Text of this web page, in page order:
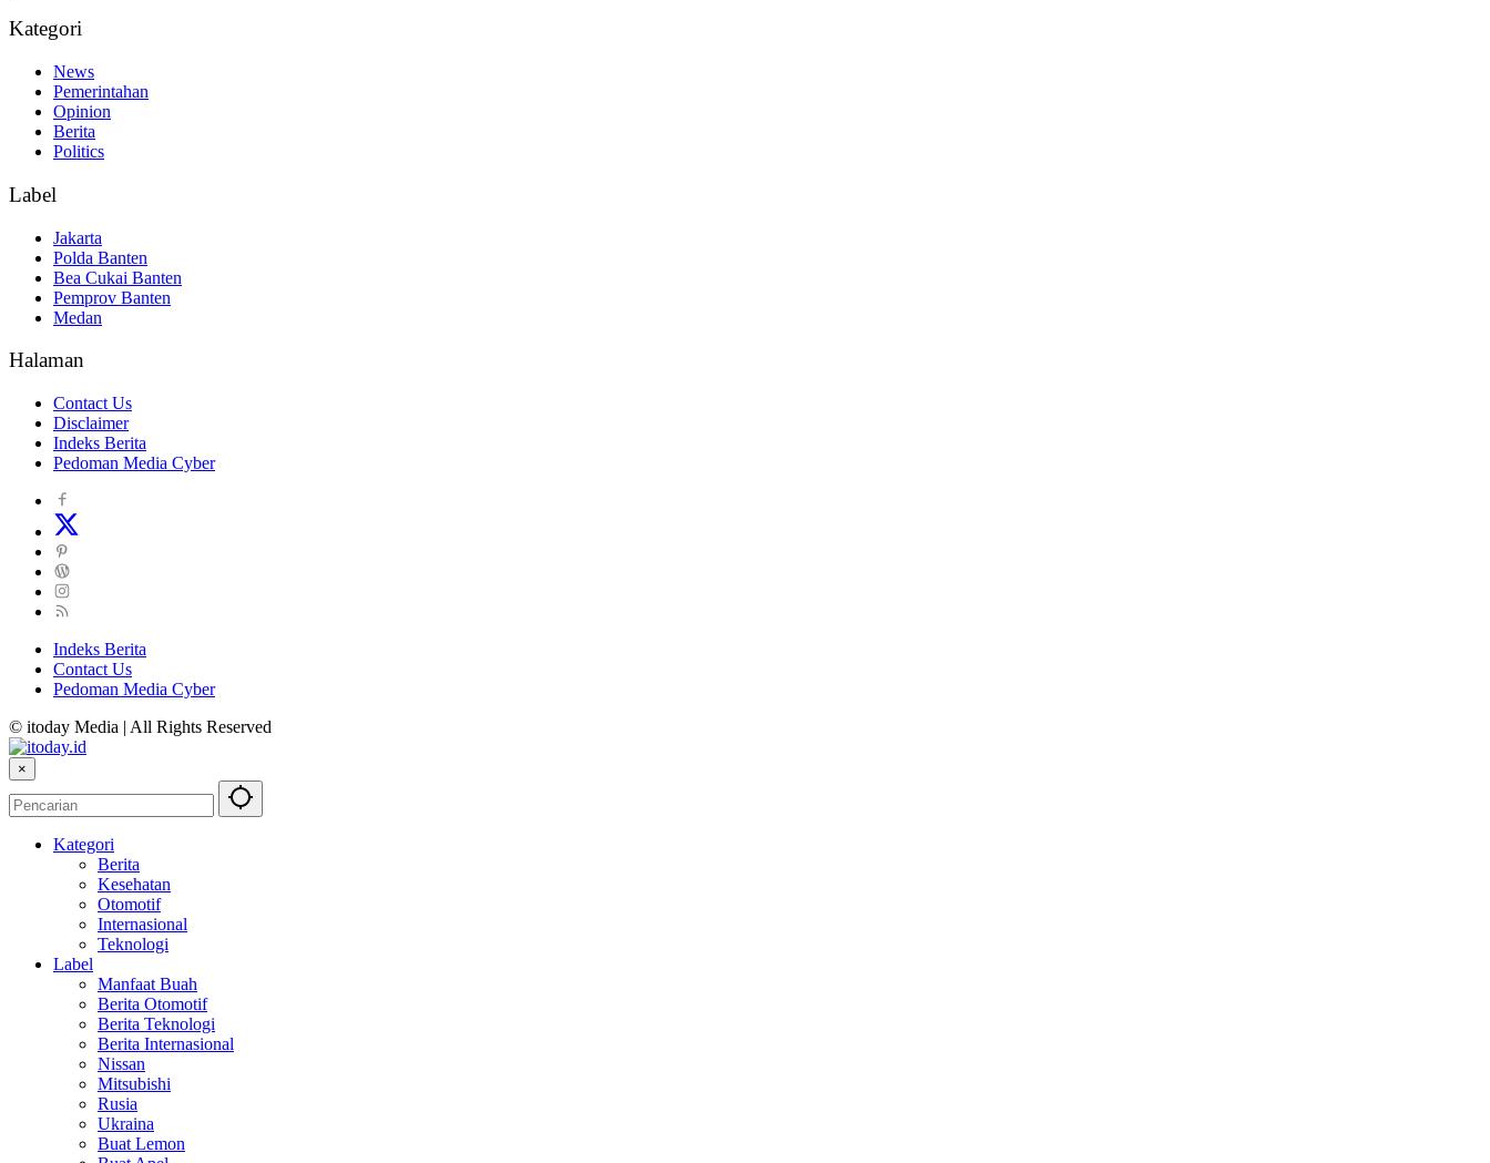
Kategori
News
Pemerintahan
Opinion
Berita
Politics
Label
Jakarta
Polda Banten
Bea Cukai Banten
Pemprov Banten
Medan
Halaman
Contact Us
Disclaimer
Indeks Berita
Pedoman Media Cyber
Indeks Berita
Contact Us
Pedoman Media Cyber
© itoday Media | All Rights Reserved
×
Kategori
Berita
Kesehatan
Otomotif
Internasional
Teknologi
Label
Manfaat Buah
Berita Otomotif
Berita Teknologi
Berita Internasional
Nissan
Mitsubishi
Rusia
Ukraina
Buat Lemon